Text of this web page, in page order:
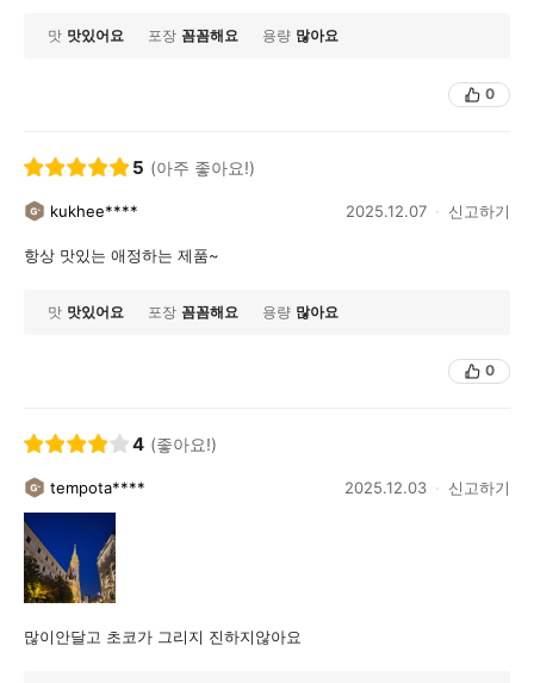
맛 맛있어요 포장 꼼꼼해요 용량 많아요
0
5 (아주 좋아요!)
kukhee**** 2025.12.07 신고하기
항상 맛있는 애정하는 제품~
맛 맛있어요 포장 꼼꼼해요 용량 많아요
0
4 (좋아요!)
tempota**** 2025.12.03 신고하기
많이안달고 초코가 그리지 진하지않아요